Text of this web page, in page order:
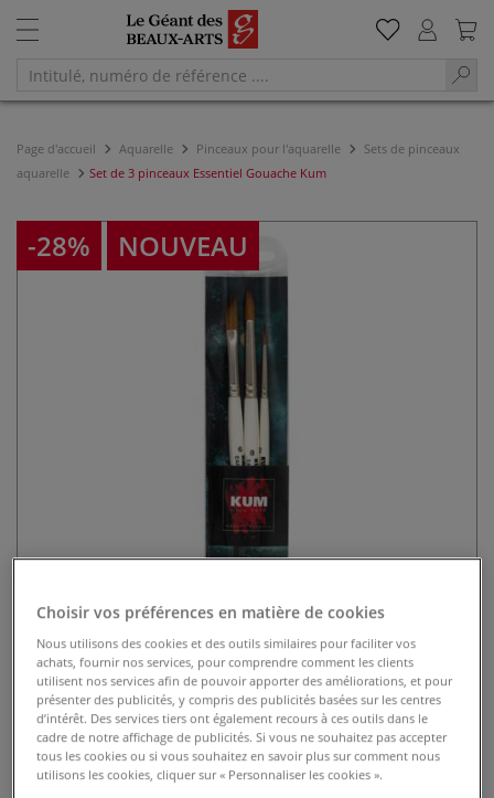
Page d'accueil Aquarelle Pinceaux pour l'aquarelle
Sets de pinceaux
aquarelle
Set de 3 pinceaux Essentiel Gouache Kum
-28% NOUVEAU
Set de 3 pinceaux Essentiel
Gouache Kum
0 Commentaires
Choisir vos préférences en matière de cookies
Nous utilisons des cookies et des outils similaires pour faciliter vos
achats, fournir nos services, pour comprendre comment les clients
utilisent nos services afin de pouvoir apporter des améliorations, et pour
présenter des publicités, y compris des publicités basées sur les centres
d’intérêt. Des services tiers ont également recours à ces outils dans le
cadre de notre affichage de publicités. Si vous ne souhaitez pas accepter
tous les cookies ou si vous souhaitez en savoir plus sur comment nous
utilisons les cookies, cliquer sur « Personnaliser les cookies ».